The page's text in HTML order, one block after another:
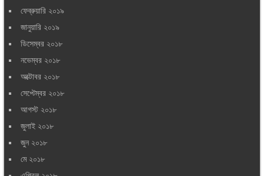
ফেব্রুয়ারি ২০১৯
জানুয়ারি ২০১৯
ডিসেম্বর ২০১৮
নভেম্বর ২০১৮
অক্টোবর ২০১৮
সেপ্টেম্বর ২০১৮
আগস্ট ২০১৮
জুলাই ২০১৮
জুন ২০১৮
মে ২০১৮